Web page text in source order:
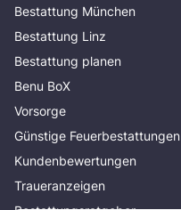
Bestattung München
Bestattung Linz
Bestattung planen
Benu BoX
Vorsorge
Günstige Feuerbestattungen
Kundenbewertungen
Traueranzeigen